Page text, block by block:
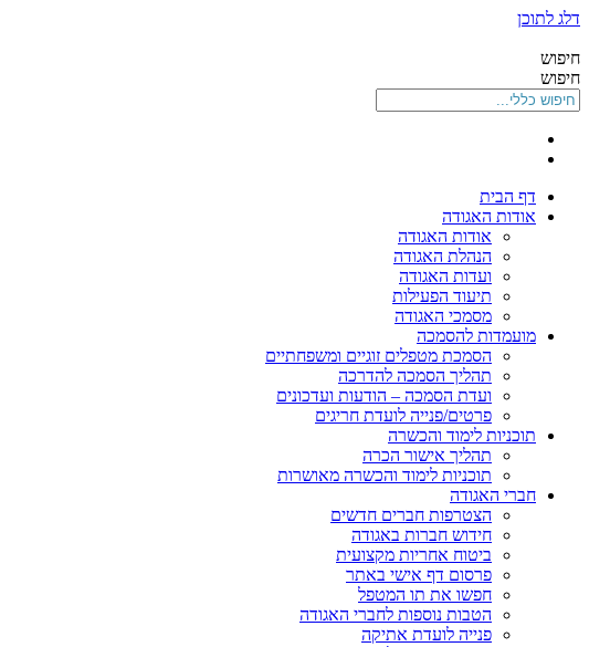
דלג לתוכן
חיפוש
חיפוש
דף הבית
אודות האגודה
אודות האגודה
הנהלת האגודה
ועדות האגודה
תיעוד הפעילות
מסמכי האגודה
מועמדות להסמכה
הסמכת מטפלים זוגיים ומשפחתיים
תהליך הסמכה להדרכה
ועדת הסמכה – הודעות ועדכונים
פרטים/פנייה לועדת חריגים
תוכניות לימוד והכשרה
תהליך אישור הכרה
תוכניות לימוד והכשרה מאושרות
חברי האגודה
הצטרפות חברים חדשים
חידוש חברות באגודה
ביטוח אחריות מקצועית
פרסום דף אישי באתר
חפשו את תו המטפל
הטבות נוספות לחברי האגודה
פנייה לועדת אתיקה